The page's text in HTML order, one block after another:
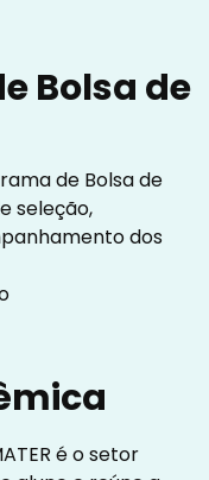
Bolsa de
de Bolsa de
seleção,
dos
é o setor